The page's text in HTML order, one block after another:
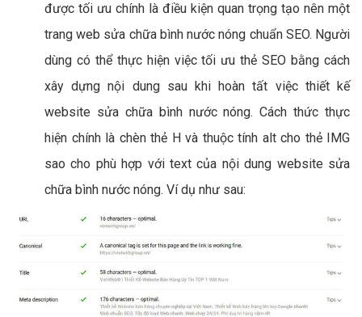
được tối ưu chính là điều kiện quan trọng tạo nên một
trang web sửa chữa bình nước nóng chuẩn SEO. Người
dùng có thể thực hiện việc tối ưu thẻ SEO bằng cách
xây dựng nội dung sau khi hoàn tất việc thiết kế
website sửa chữa bình nước nóng. Cách thức thực
hiện chính là chèn thẻ H và thuộc tính alt cho thẻ IMG
sao cho phù hợp với text của nội dung website sửa
chữa bình nước nóng. Ví dụ như sau: